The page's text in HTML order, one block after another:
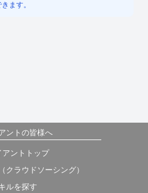
ます。
ントの皆様へ
アントトップ
クラウドソーシング）
ルを探す